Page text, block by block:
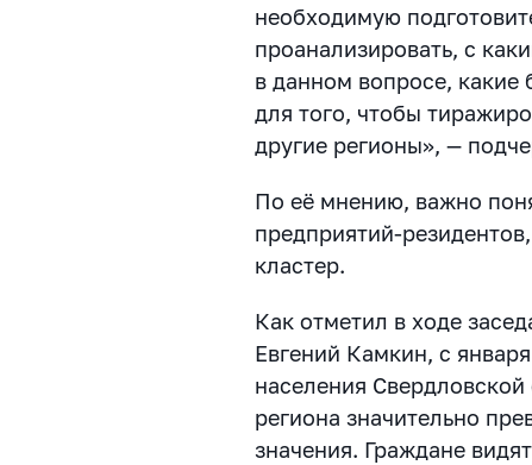
необходимую
проанализировать, с
в данном вопросе,
для того, чтобы
другие регионы», —
По её мнению, важно
предприятий-
кластер.
Как отметил в ходе
Евгений Камкин, с
населения
региона значительно
значения. Граждане